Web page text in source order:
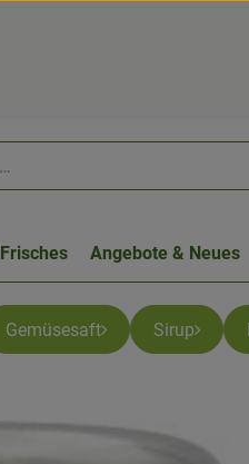
Frisches Angebote & Neues
Gemüsesaft Sirup